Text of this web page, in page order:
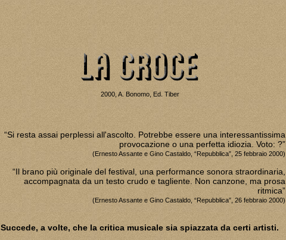
2000, A. Bonomo, Ed. Tiber
“Si resta assai perplessi all'ascolto. Potrebbe essere una interessantissima
provocazione o una perfetta idiozia. Voto: ?”
(Ernesto Assante e Gino Castaldo, “Repubblica”, 25 febbraio 2000)
“Il brano più originale del festival, una performance sonora straordinaria,
accompagnata da un testo crudo e tagliente. Non canzone, ma prosa
ritmica”
(Ernesto Assante e Gino Castaldo, “Repubblica”, 26 febbraio 2000)
Succede, a volte, che la critica musicale sia spiazzata da certi artisti.